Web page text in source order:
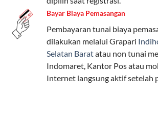
Salah satu fitur unggulan Telkomsel
Kuota Keluarga. Dengan kuota hingga
bisa membagikan internet kepada
atau teman tanpa perlu khawatir
Berikut adalah detailnya:
Kuota Keluarga 30 GB
Bayar Biaya Pemasangan
Pembayaran tunai biaya
dilakukan melalui Grapari
Selatan Baratatau non tunai
Indomaret, Kantor Pos atau
Internet langsung aktif setelah